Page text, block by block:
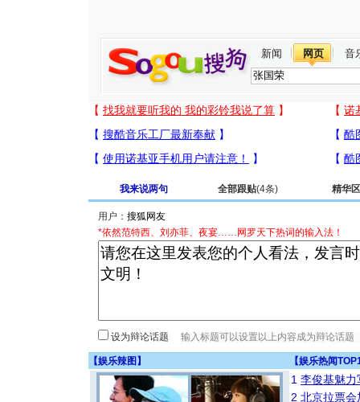
新闻 网页 音
我来说两句 全部跟贴(4条) 精华区
用户：
*依然范特西、刘亦菲、夜宴……网罗天下热词的输入法！
设为辩论话题
【娱乐辣图 】 【娱乐热闻
1 李俊基魅力
2 北京拉票